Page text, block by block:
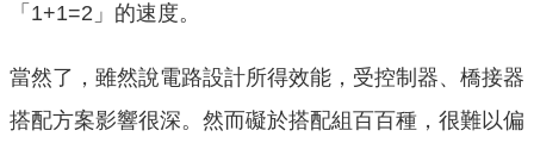
「1+1=2」的速度。
當然了，雖然說電路設計所得效能，受控制器、橋接器
搭配方案影響很深。然而礙於搭配組百百種，很難以偏